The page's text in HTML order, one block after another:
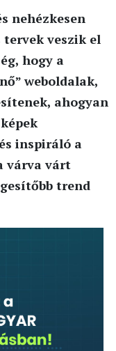
nehézkesen
veszik el
hogy a
weboldalak,
ahogyan
inspiráló a
várva várt
trend